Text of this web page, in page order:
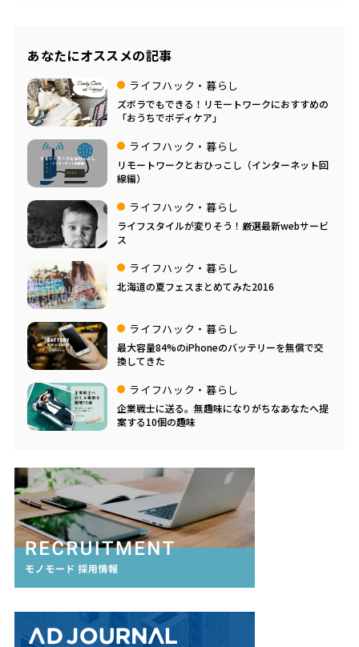
あなたにオススメの記事
ライフハック・暮らし
ズボラでもできる！リモートワークにおすすめの
「おうちでボディケア」
ライフハック・暮らし
リモートワークとおひっこし（インターネット回
線編）
ライフハック・暮らし
ライフスタイルが変りそう！厳選最新webサービ
ス
ライフハック・暮らし
北海道の夏フェスまとめてみた2016
ライフハック・暮らし
最大容量84%のiPhoneのバッテリーを無償で交
換してきた
ライフハック・暮らし
企業戦士に送る。無趣味になりがちなあなたへ提
案する10個の趣味